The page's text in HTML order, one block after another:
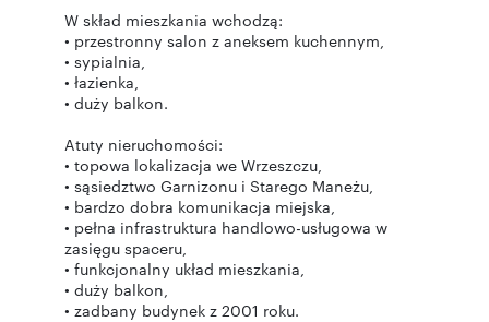
W skład mieszkania wchodzą:
• przestronny salon z aneksem kuchennym,
• sypialnia,
• łazienka,
• duży balkon.
Atuty nieruchomości:
• topowa lokalizacja we Wrzeszczu,
• sąsiedztwo Garnizonu i Starego Maneżu,
• bardzo dobra komunikacja miejska,
• pełna infrastruktura handlowo-usługowa w
zasięgu spaceru,
• funkcjonalny układ mieszkania,
• duży balkon,
• zadbany budynek z 2001 roku.